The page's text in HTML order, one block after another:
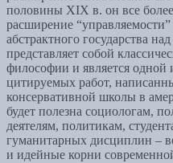
половины XIX в. он все
расширение
абстрактного государства
представляет собой
философии и является одной
цитируемых работ,
консервативной школы в
будет полезна социологам,
деятелям, политикам,
гуманитарных дисциплин –
и идейные корни